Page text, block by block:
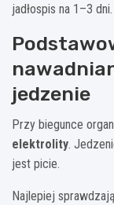
jadłospis na 1–3 dni.
jedzenie
Przy biegunce
elektrolity.
jest picie.
Najlepiej